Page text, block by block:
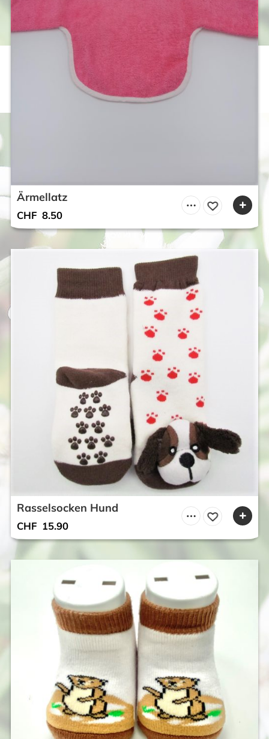
Ärmellatz
CHF 8.50
Rasselsocken Hund
CHF 15.90